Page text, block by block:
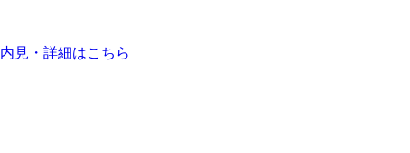
内見・詳細はこちら